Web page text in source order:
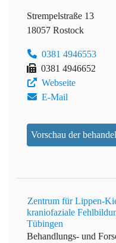
Strempelstraße 13
18057 Rostock
0381 4946553
0381 4946652
Webseite
E-Mail
Vorschau der
Zentrum für Lippen-
kraniofaziale
Tübingen
Behandlungs- und